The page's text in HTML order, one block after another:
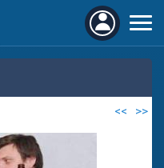
<< >>